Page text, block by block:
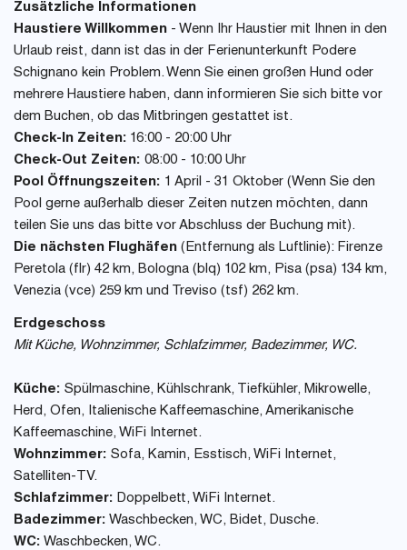
Zusätzliche Informationen
Haustiere Willkommen - Wenn Ihr Haustier mit Ihnen in den
Urlaub reist, dann ist das in der Ferienunterkunft Podere
Schignano kein Problem. Wenn Sie einen großen Hund oder
mehrere Haustiere haben, dann informieren Sie sich bitte vor
dem Buchen, ob das Mitbringen gestattet ist.
Check-In Zeiten: 16:00 - 20:00 Uhr
Check-Out Zeiten: 08:00 - 10:00 Uhr
Pool Öffnungszeiten: 1 April - 31 Oktober (Wenn Sie den
Pool gerne außerhalb dieser Zeiten nutzen möchten, dann
teilen Sie uns das bitte vor Abschluss der Buchung mit).
Die nächsten Flughäfen (Entfernung als Luftlinie): Firenze
Peretola (flr) 42 km, Bologna (blq) 102 km, Pisa (psa) 134 km,
Venezia (vce) 259 km und Treviso (tsf) 262 km.
Erdgeschoss
Mit Küche, Wohnzimmer, Schlafzimmer, Badezimmer, WC.
Küche: Spülmaschine, Kühlschrank, Tiefkühler, Mikrowelle,
Herd, Ofen, Italienische Kaffeemaschine, Amerikanische
Kaffeemaschine, WiFi Internet.
Wohnzimmer: Sofa, Kamin, Esstisch, WiFi Internet,
Satelliten-TV.
Schlafzimmer: Doppelbett, WiFi Internet.
Badezimmer: Waschbecken, WC, Bidet, Dusche.
WC: Waschbecken, WC.